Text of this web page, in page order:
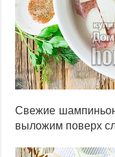
Свежие
выложим поверх